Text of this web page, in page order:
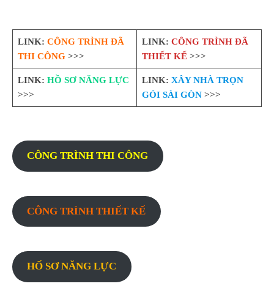
LINK: CÔNG TRÌNH ĐÃ
THI CÔNG>>>
LINK: CÔNG TRÌNH ĐÃ
THIẾT KẾ>>>
LINK: HỒ SƠ NĂNG LỰC
>>>
LINK: XÂY NHÀ TRỌN
GÓI SÀI GÒN>>>
CÔNG TRÌNH THI CÔNG
CÔNG TRÌNH THIẾT KẾ
HỐ SƠ NĂNG LỰC